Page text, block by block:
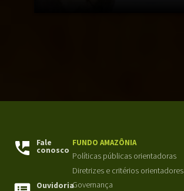
Fale
conosco
Ouvidoria
FUNDO AMAZÔNIA
Políticas públicas orientadoras
Diretrizes e critérios orientadores
Governança